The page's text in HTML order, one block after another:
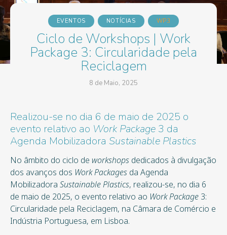
EVENTOS NOTÍCIAS WP3
Ciclo de Workshops | Work
Package 3: Circularidade pela
Reciclagem
8 de Maio, 2025
Realizou-se no dia 6 de maio de 2025 o
evento relativo ao Work Package 3 da
Agenda Mobilizadora Sustainable Plastics
No âmbito do ciclo de workshops dedicados à divulgação
dos avanços dos Work Packages da Agenda
Mobilizadora Sustainable Plastics, realizou-se, no dia 6
de maio de 2025, o evento relativo ao Work Package 3:
Circularidade pela Reciclagem, na Câmara de Comércio e
Indústria Portuguesa, em Lisboa.